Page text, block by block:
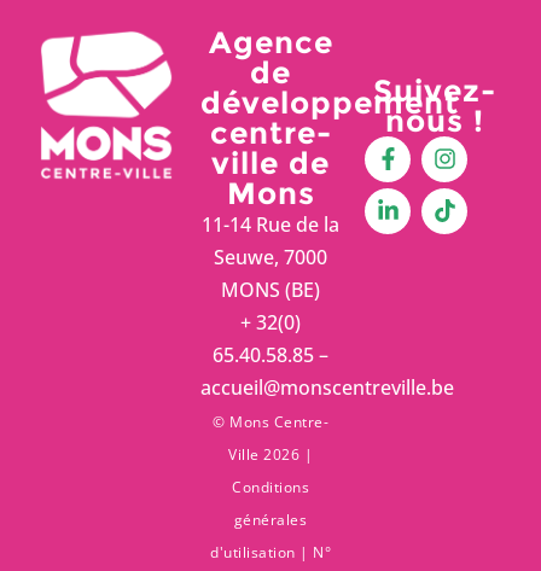
Agence
de
développement
centre-
ville de
Mons
11-14 Rue de la
Seuwe, 7000
MONS (BE)
+ 32(0)
65.40.58.85 –
accueil@monscentreville.be
© Mons Centre-
Ville 2026 |
Conditions
générales
d'utilisation | N°
Suivez-
nous !